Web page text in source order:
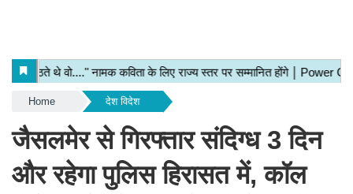
Home देश विदेश
जैसलमेर से गिरफ्तार संदिग्ध 3 दिन
और रहेगा पुलिस हिरासत में, कॉल